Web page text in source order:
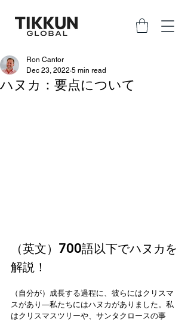
ハヌカ：要点について
Ron Cantor
Dec 23, 2022 5 min read
（英文）700語以下でハヌカを
解説！
（自分が）成長する過程に、彼らにはクリスマ
スがあり—私たちにはハヌカがありました。私
はクリスマスツリーや、サンタクロースの事